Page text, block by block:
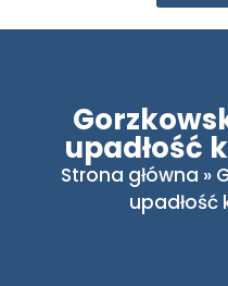
upadłość
Strona główna »
upadłość